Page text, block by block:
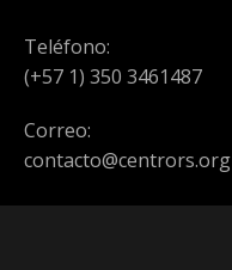
Teléfono:
(+57 1) 350 3461487
Correo:
contacto@centrors.org